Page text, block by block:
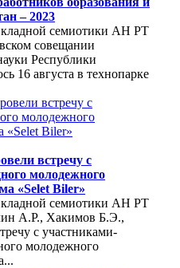
– 2023
семиотики АН РТ
совещании
Республики
16 августа в технопарке
встречу с
молодежного
«Selet Biler»
семиотики АН РТ
А.Р., Хакимов Б.Э.,
с участниками-
молодежного